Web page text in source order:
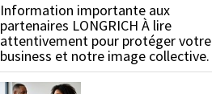
Information importante aux
partenaires LONGRICH À lire
attentivement pour protéger votre
business et notre image collective.